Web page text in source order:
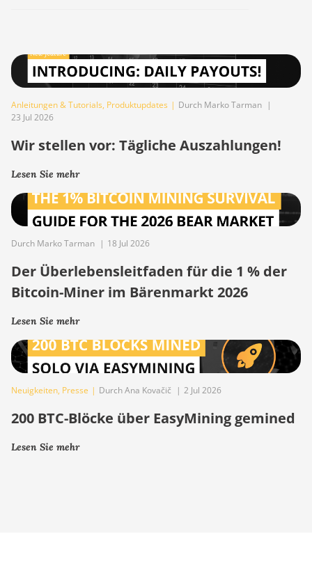
Anleitungen & Tutorials, Produktupdates | Durch Marko Tarman |
23 Jul 2026
Wir stellen vor: Tägliche Auszahlungen!
Lesen Sie mehr
Durch Marko Tarman | 18 Jul 2026
Der Überlebensleitfaden für die 1 % der
Bitcoin-Miner im Bärenmarkt 2026
Lesen Sie mehr
Neuigkeiten, Presse | Durch Ana Kovačič | 2 Jul 2026
200 BTC-Blöcke über EasyMining gemined
Lesen Sie mehr